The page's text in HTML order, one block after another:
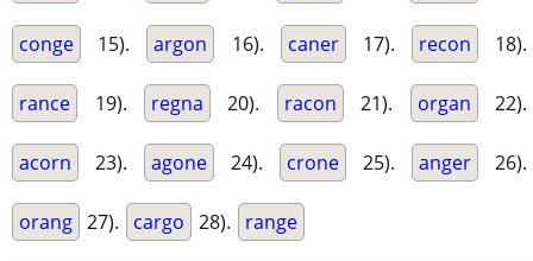
conge 15). argon 16). caner 17). recon 18).
rance 19). regna 20). racon 21). organ 22).
acorn 23). agone 24). crone 25). anger 26).
orang 27). cargo 28). range